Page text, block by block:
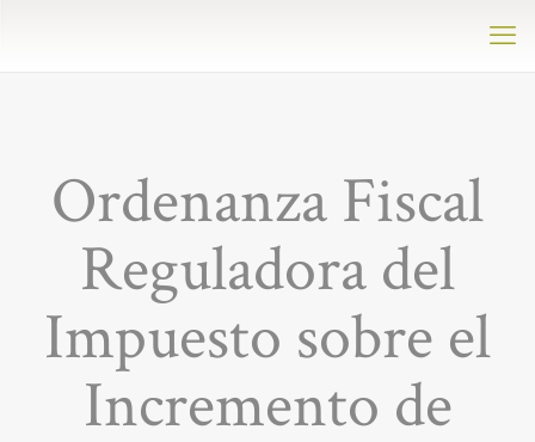
Ordenanza Fiscal
Reguladora del
Impuesto sobre el
Incremento de